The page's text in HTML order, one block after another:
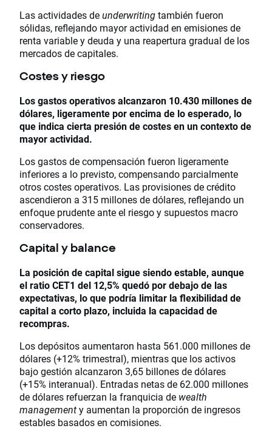
Las actividades deunderwritingtambién fueron
sólidas, reflejando mayor actividad en emisiones de
renta variable y deuda y una reapertura gradual de los
mercados de capitales.
Costes y riesgo
Los gastos operativos alcanzaron 10.430 millones de
dólares, ligeramente por encima de lo esperado, lo
que indica cierta presión de costes en un contexto de
mayor actividad.
Los gastos de compensación fueron ligeramente
inferiores a lo previsto, compensando parcialmente
otros costes operativos. Las provisiones de crédito
ascendieron a 315 millones de dólares, reflejando un
enfoque prudente ante el riesgo y supuestos macro
conservadores.
Capital y balance
La posición de capital sigue siendo estable, aunque
el ratio CET1 del 12,5% quedó por debajo de las
expectativas, lo que podría limitar la flexibilidad de
capital a corto plazo, incluida la capacidad de
recompras.
Los depósitos aumentaron hasta 561.000 millones de
dólares (+12% trimestral), mientras que los activos
bajo gestión alcanzaron 3,65 billones de dólares
(+15% interanual). Entradas netas de 62.000 millones
de dólares refuerzan la franquicia de wealth
managementy aumentan la proporción de ingresos
estables basados en comisiones.